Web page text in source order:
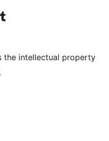
canale YouTube
Visita il nostro account Tumblr
the intellectual property